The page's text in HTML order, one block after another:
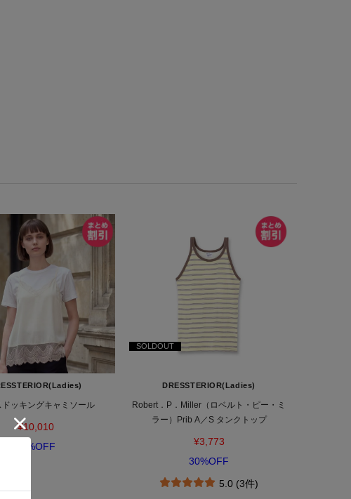
ドッキングキャミソール
¥10,010
30%OFF
SOLDOUT
DRESSTERIOR(Ladies)
Robert．P．Miller（ロベルト・ピー・ミ
ラー）Prib A／S タンクトップ
¥3,773
30%OFF
5.0 (3件)